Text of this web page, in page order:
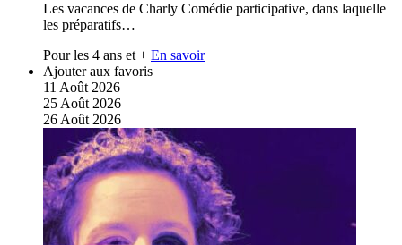
Les vacances de Charly Comédie participative, dans laquelle
les préparatifs…
Pour les 4 ans et + En savoir
Ajouter aux favoris
11 Août 2026
25 Août 2026
26 Août 2026